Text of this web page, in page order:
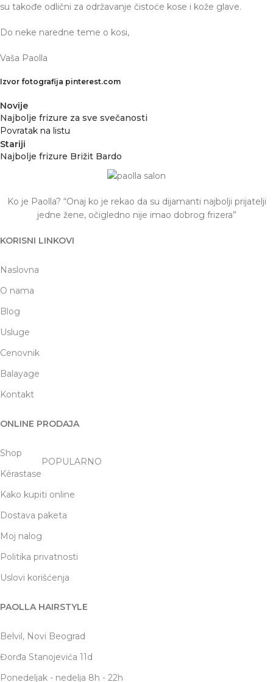
su takođe odlični za održavanje čistoće kose i kože glave.
Do neke naredne teme o kosi,
Vaša Paolla
Izvor fotografija pinterest.com
Novije
Najbolje frizure za sve svečanosti
Povratak na listu
Stariji
Najbolje frizure Brižit Bardo
Ko je Paolla? “Onaj ko je rekao da su dijamanti najbolji prijatelji
jedne žene, očigledno nije imao dobrog frizera”
KORISNI LINKOVI
Naslovna
O nama
Blog
Usluge
Cenovnik
Balayage
Kontakt
ONLINE PRODAJA
Shop
Kérastase
POPULARNO
Kako kupiti online
Dostava paketa
Moj nalog
Politika privatnosti
Uslovi korišćenja
PAOLLA HAIRSTYLE
Belvil, Novi Beograd
Đorđa Stanojevića 11d
Ponedeljak - nedelja 8h - 22h